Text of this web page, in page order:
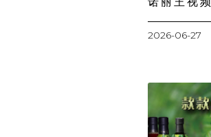
2026-06-27